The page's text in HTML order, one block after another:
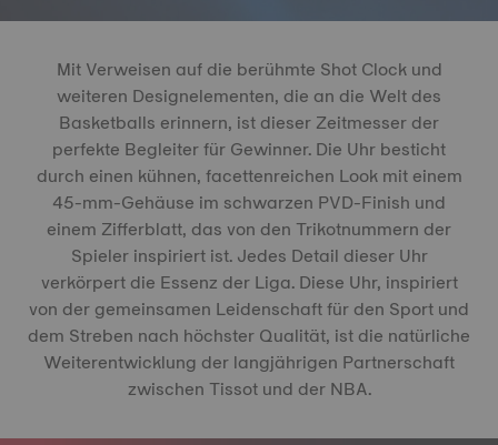
Mit Verweisen auf die berühmte Shot Clock und
weiteren Designelementen, die an die Welt des
Basketballs erinnern, ist dieser Zeitmesser der
perfekte Begleiter für Gewinner. Die Uhr besticht
durch einen kühnen, facettenreichen Look mit einem
45-mm-Gehäuse im schwarzen PVD-Finish und
einem Zifferblatt, das von den Trikotnummern der
Spieler inspiriert ist. Jedes Detail dieser Uhr
verkörpert die Essenz der Liga. Diese Uhr, inspiriert
von der gemeinsamen Leidenschaft für den Sport und
dem Streben nach höchster Qualität, ist die natürliche
Weiterentwicklung der langjährigen Partnerschaft
zwischen Tissot und der NBA.